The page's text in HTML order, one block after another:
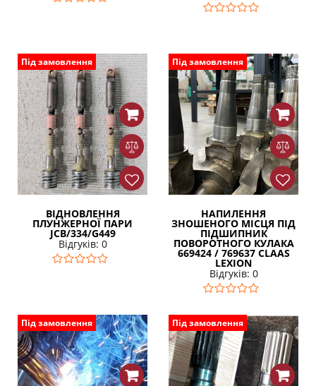
Під замовлення
ВІДНОВЛЕННЯ
ПЛУНЖЕРНОЇ ПАРИ
JCB/334/G449
Відгуків: 0
Під замовлення
НАПИЛЕННЯ
ЗНОШЕНОГО МІСЦЯ ПІД
ПІДШИПНИК
ПОВОРОТНОГО КУЛАКА
669424 / 769637 CLAAS
LEXION
Відгуків: 0
Під замовлення Під замовлення